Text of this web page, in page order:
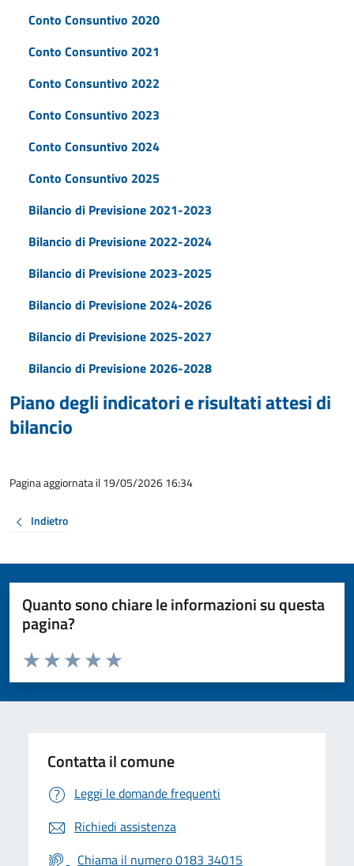
Conto Consuntivo 2020
Conto Consuntivo 2021
Conto Consuntivo 2022
Conto Consuntivo 2023
Conto Consuntivo 2024
Conto Consuntivo 2025
Bilancio di Previsione 2021-2023
Bilancio di Previsione 2022-2024
Bilancio di Previsione 2023-2025
Bilancio di Previsione 2024-2026
Bilancio di Previsione 2025-2027
Bilancio di Previsione 2026-2028
Piano degli indicatori e risultati attesi di
bilancio
Pagina aggiornata il 19/05/2026 16:34
Indietro
Quanto sono chiare le informazioni su questa
pagina?
Valuta da 1 a 5 stelle la pagina
Valuta 5 stelle su 5
Valuta 4 stelle su 5
Valuta 3 stelle su 5
Valuta 2 stelle su 5
Valuta 1 stelle su 5
Contatta il comune
Leggi le domande frequenti
Richiedi assistenza
Chiama il numero 0183 34015